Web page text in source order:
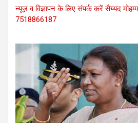
न्यूज़ व विज्ञापन के लिए संपर्क करें सैय्यद
7518866187